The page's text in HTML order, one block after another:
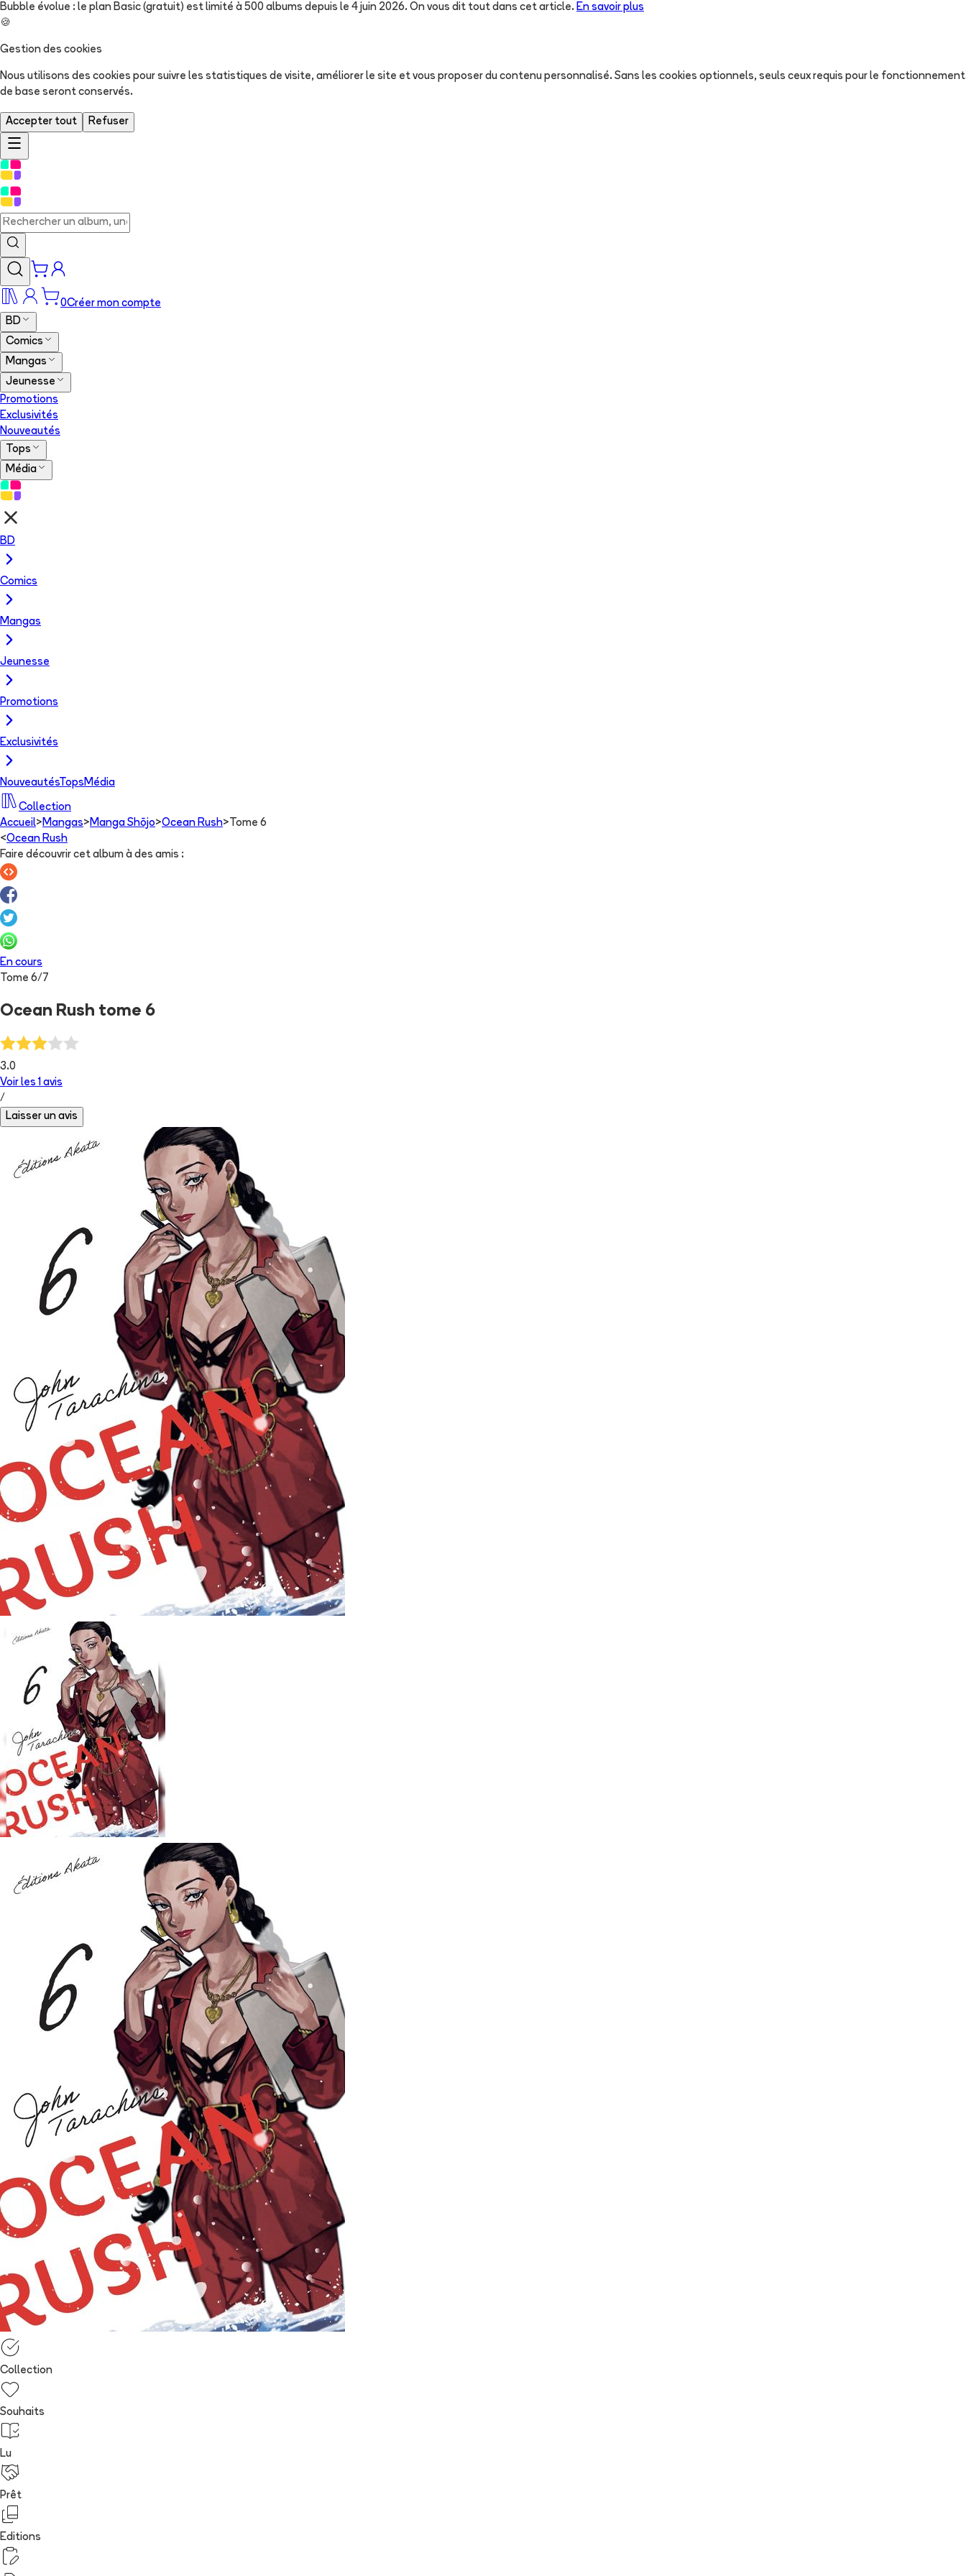
Bubble évolue : le plan Basic (gratuit) est limité à 500 albums depuis le 4 juin 2026. On vous dit tout dans cet article. En savoir plus
🍪
Gestion des cookies
Nous utilisons des cookies pour suivre les statistiques de visite, améliorer le site et vous proposer du contenu personnalisé. Sans les cookies optionnels, seuls ceux requis pour le fonctionnement
de base seront conservés.
Accepter tout Refuser
0Créer mon compte
BD
Comics
Mangas
Jeunesse
Promotions
Exclusivités
Nouveautés
Tops
Média
BD
Comics
Mangas
Jeunesse
Promotions
Exclusivités
NouveautésTops Média
Collection
Accueil> Mangas> Manga Shōjo>Ocean Rush> Tome 6
<Ocean Rush
Faire découvrir cet album à des amis :
En cours
Tome 6/ 7
Ocean Rush tome 6
3.0
Voir les 1 avis
/
Laisser un avis
Collection
Souhaits
Lu
Prêt
Editions